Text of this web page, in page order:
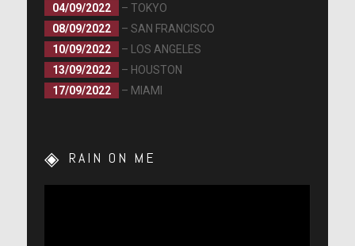
04/09/2022
– TOKYO
08/09/2022
– SAN FRANCISCO
10/09/2022
– LOS ANGELES
13/09/2022
– HOUSTON
17/09/2022
– MIAMI
RAIN ON ME